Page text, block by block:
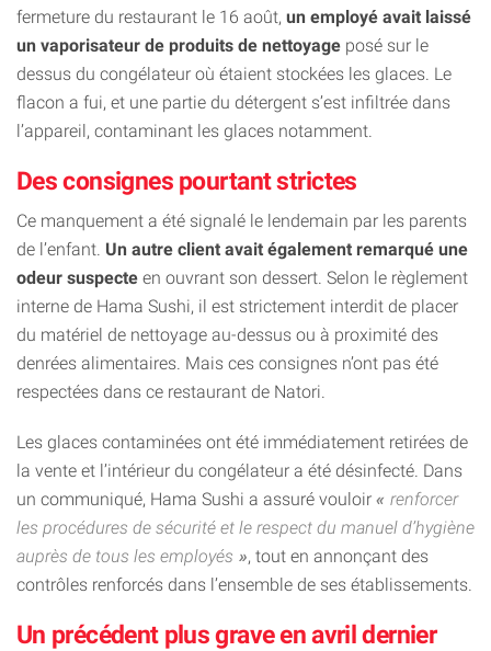
fermeture du restaurant le 16 août, un employé avait laissé
un vaporisateur de produits de nettoyage posé sur le
dessus du congélateur où étaient stockées les glaces. Le
flacon a fui, et une partie du détergent s’est infiltrée dans
l’appareil, contaminant les glaces notamment.
Des consignes pourtant strictes
Ce manquement a été signalé le lendemain par les parents
de l’enfant. Un autre client avait également remarqué une
odeur suspecte en ouvrant son dessert. Selon le règlement
interne de Hama Sushi, il est strictement interdit de placer
du matériel de nettoyage au-dessus ou à proximité des
denrées alimentaires. Mais ces consignes n’ont pas été
respectées dans ce restaurant de Natori.
Les glaces contaminées ont été immédiatement retirées de
la vente et l’intérieur du congélateur a été désinfecté. Dans
un communiqué, Hama Sushi a assuré vouloir
renforcer
les procédures de sécurité et le respect du manuel d’hygiène
auprès de tous les employés
, tout en annonçant des
contrôles renforcés dans l’ensemble de ses établissements.
Un précédent plus grave en avril dernier